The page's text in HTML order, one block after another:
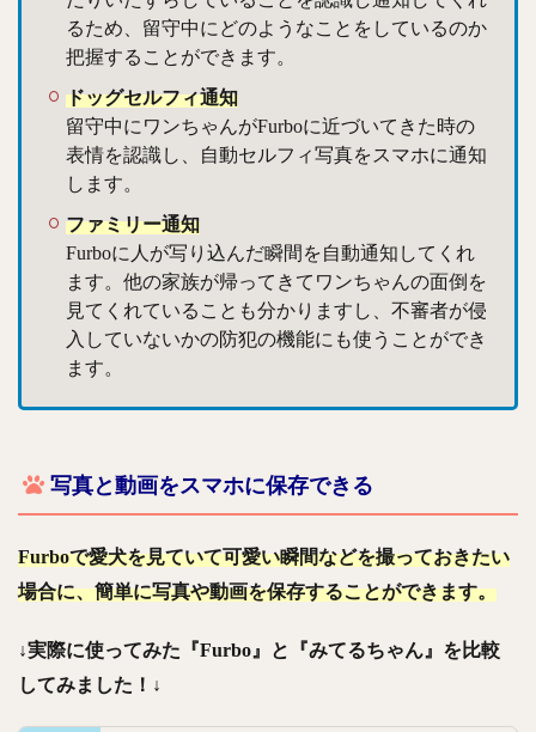
るため、留守中にどのようなことをしているのか
把握することができます。
ドッグセルフィ通知
留守中にワンちゃんがFurboに近づいてきた時の
表情を認識し、自動セルフィ写真をスマホに通知
します。
ファミリー通知
Furboに人が写り込んだ瞬間を自動通知してくれ
ます。他の家族が帰ってきてワンちゃんの面倒を
見てくれていることも分かりますし、不審者が侵
入していないかの防犯の機能にも使うことができ
ます。
写真と動画をスマホに保存できる
Furboで愛犬を見ていて可愛い瞬間などを撮っておきたい
場合に、簡単に写真や動画を保存することができます。
↓実際に使ってみた『Furbo』と『みてるちゃん』を比較
してみました！↓